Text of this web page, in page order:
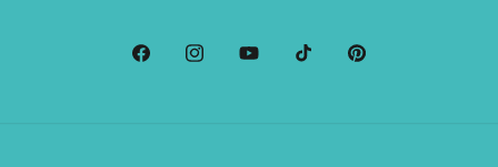
Facebook
Instagram
YouTubeTikTokPinterest